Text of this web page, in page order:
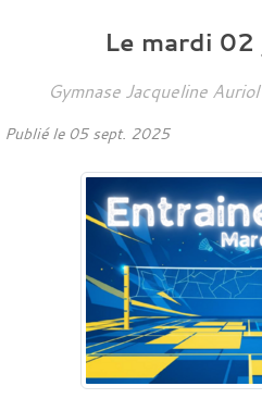
Le mardi 02
Gymnase Jacqueline Auriol
Publié le 05 sept. 2025